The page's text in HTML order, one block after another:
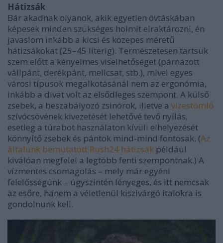
Hátizsák
Bár akadnak olyanok, akik egyetlen övtáskában
képesek minden szükséges holmit elraktározni, én
javaslom inkább a kicsi és közepes méretű
hátizsákokat (25–45 literig). Természetesen tartsuk
szem előtt a kényelmes viselhetőséget (párnázott
vállpánt, derékpánt, mellcsat, stb.), mivel egyes
városi típusok megalkotásánál nem az ergonómia,
inkább a divat volt az elsődleges szempont. A külső
zsebek, a beszabályozó zsinórok, illetve a vizestömlő
szívócsövének kivezetését lehetővé tevő nyílás,
esetleg a túrabot használaton kívüli elhelyezését
könnyítő zsebek és pántok mind-mind fontosak. (Az
általunk bemutatott Rush24 hátizsák például
kiválóan megfelel a legtöbb fenti szempontnak.) A
vízmentes csomagolás – mely már egyéni
felelősségünk – úgyszintén lényeges, és itt nemcsak
az esőre, hanem a véletlenül kiszivárgó italokra is
gondolnunk kell.